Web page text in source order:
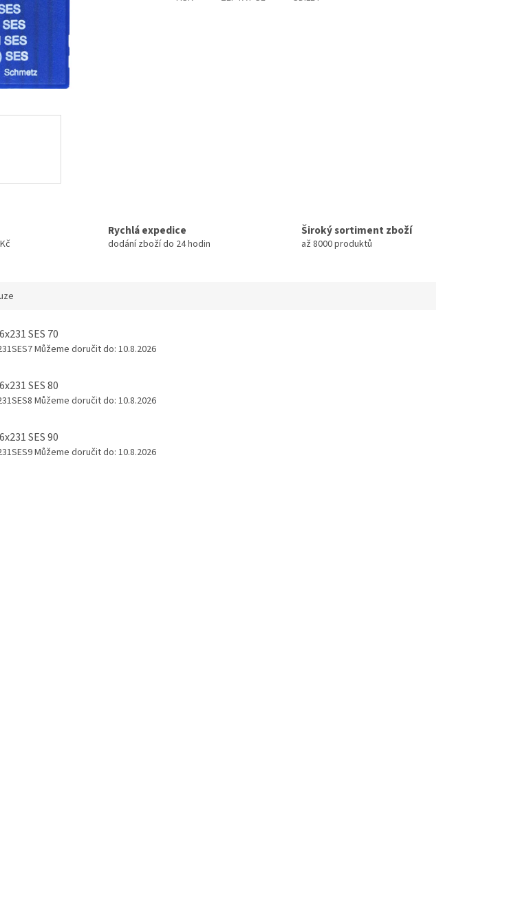
Rychlá expedice
dodání zboží do 24 hodin
Široký sortiment zboží
až 8000 produktů
SES 70
Můžeme doručit do: 10.8.2026
SES 80
Můžeme doručit do: 10.8.2026
SES 90
Můžeme doručit do: 10.8.2026